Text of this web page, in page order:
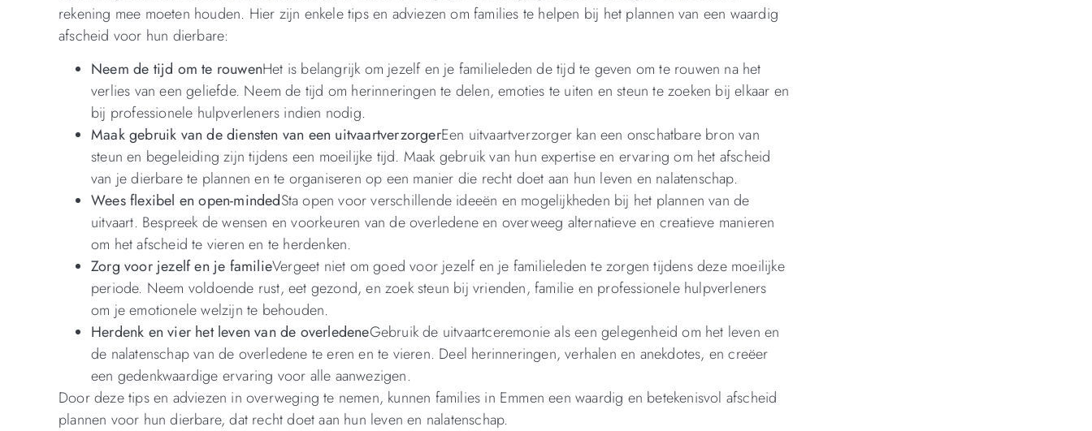
rekening mee moeten houden. Hier zijn enkele tips en adviezen om families te helpen bij het plannen van een waardig
afscheid voor hun dierbare:
Neem de tijd om te rouwenHet is belangrijk om jezelf en je familieleden de tijd te geven om te rouwen na het
verlies van een geliefde. Neem de tijd om herinneringen te delen, emoties te uiten en steun te zoeken bij elkaar en
bij professionele hulpverleners indien nodig.
Maak gebruik van de diensten van een uitvaartverzorgerEen uitvaartverzorger kan een onschatbare bron van
steun en begeleiding zijn tijdens een moeilijke tijd. Maak gebruik van hun expertise en ervaring om het afscheid
van je dierbare te plannen en te organiseren op een manier die recht doet aan hun leven en nalatenschap.
Wees flexibel en open-mindedSta open voor verschillende ideeën en mogelijkheden bij het plannen van de
uitvaart. Bespreek de wensen en voorkeuren van de overledene en overweeg alternatieve en creatieve manieren
om het afscheid te vieren en te herdenken.
Zorg voor jezelf en je familieVergeet niet om goed voor jezelf en je familieleden te zorgen tijdens deze moeilijke
periode. Neem voldoende rust, eet gezond, en zoek steun bij vrienden, familie en professionele hulpverleners
om je emotionele welzijn te behouden.
Herdenk en vier het leven van de overledeneGebruik de uitvaartceremonie als een gelegenheid om het leven en
de nalatenschap van de overledene te eren en te vieren. Deel herinneringen, verhalen en anekdotes, en creëer
een gedenkwaardige ervaring voor alle aanwezigen.
Door deze tips en adviezen in overweging te nemen, kunnen families in Emmen een waardig en betekenisvol afscheid
plannen voor hun dierbare, dat recht doet aan hun leven en nalatenschap.